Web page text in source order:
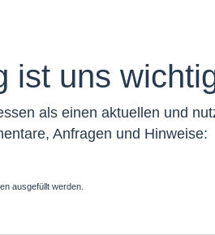
ist uns
als einen aktuellen und
Anfragen und Hinweise:
ausgefüllt werden.